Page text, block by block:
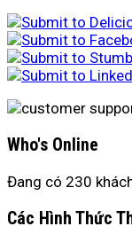
Who's Online
Đang có 230
Các Hình Thức